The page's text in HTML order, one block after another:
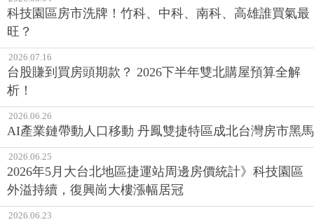
科技園區房市洗牌！竹科、中科、南科、高雄誰買氣最
旺？
2026.07.16
台股賺到買房頭期款？ 2026下半年雙北購屋預算全解
析！
2026.06.26
AI產業鏈帶動人口移動 丹鳳雙捷特區成北台灣房市黑馬
2026.06.25
2026年5月大台北地區捷運站周邊房價統計》科技園區
外溢持續，復興崗大樓漲幅居冠
2026.06.23